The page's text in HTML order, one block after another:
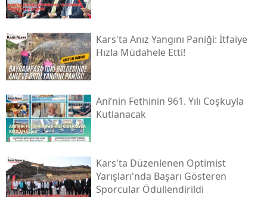
Siirt
Trabzon
Tunceli
Kars'ta Anız Yangını Paniği: İtfaiye
Hızla Müdahele Etti!
Ani’nin Fethinin 961. Yılı Coşkuyla
Kutlanacak
Kars'ta Düzenlenen Optimist
Yarışları'nda Başarı Gösteren
Sporcular Ödüllendirildi